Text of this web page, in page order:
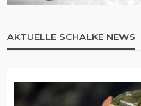
AKTUELLE SCHALKE NEWS